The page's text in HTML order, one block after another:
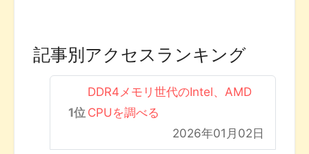
記事別アクセスランキング
DDR4メモリ世代のIntel、AMD
CPUを調べる
2026年01月02日